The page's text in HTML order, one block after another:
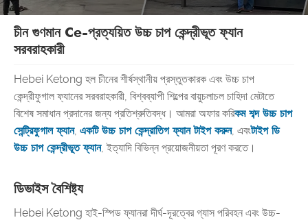
চীন গুণমান Ce-প্রত্যয়িত উচ্চ চাপ কেন্দ্রীভূত ফ্যান
সরবরাহকারী
Hebei Ketong হল চীনের শীর্ষস্থানীয় প্রস্তুতকারক এবং উচ্চ চাপ
কেন্দ্রীফুগাল ফ্যানের সরবরাহকারী, বিশ্বব্যাপী শিল্পের বায়ুচলাচল চাহিদা মেটাতে
বিশেষ সমাধান প্রদানের জন্য প্রতিশ্রুতিবদ্ধ। আমরা অফার করিকম শব্দ উচ্চ চাপ
সেন্ট্রিফুগাল ফ্যান, একটি উচ্চ চাপ কেন্দ্রাতিগ ফ্যান টাইপ করুন, এবংটাইপ ডি
উচ্চ চাপ কেন্দ্রীভূত ফ্যান, ইত্যাদি বিভিন্ন প্রয়োজনীয়তা পূরণ করতে।
ডিভাইস বৈশিষ্ট্য
Hebei Ketong হাই-স্পিড ফ্যানরা দীর্ঘ-দূরত্বের গ্যাস পরিবহন এবং উচ্চ-